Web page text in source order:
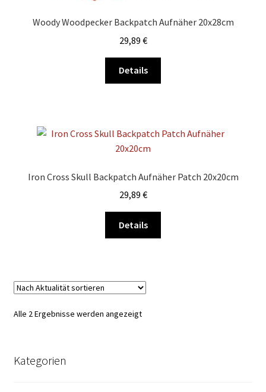
Woody Woodpecker Backpatch Aufnäher 20x28cm
29,89 €
Details
Iron Cross Skull Backpatch Aufnäher Patch 20x20cm
29,89 €
Details
Alle 2 Ergebnisse werden angezeigtNach
Kategorien